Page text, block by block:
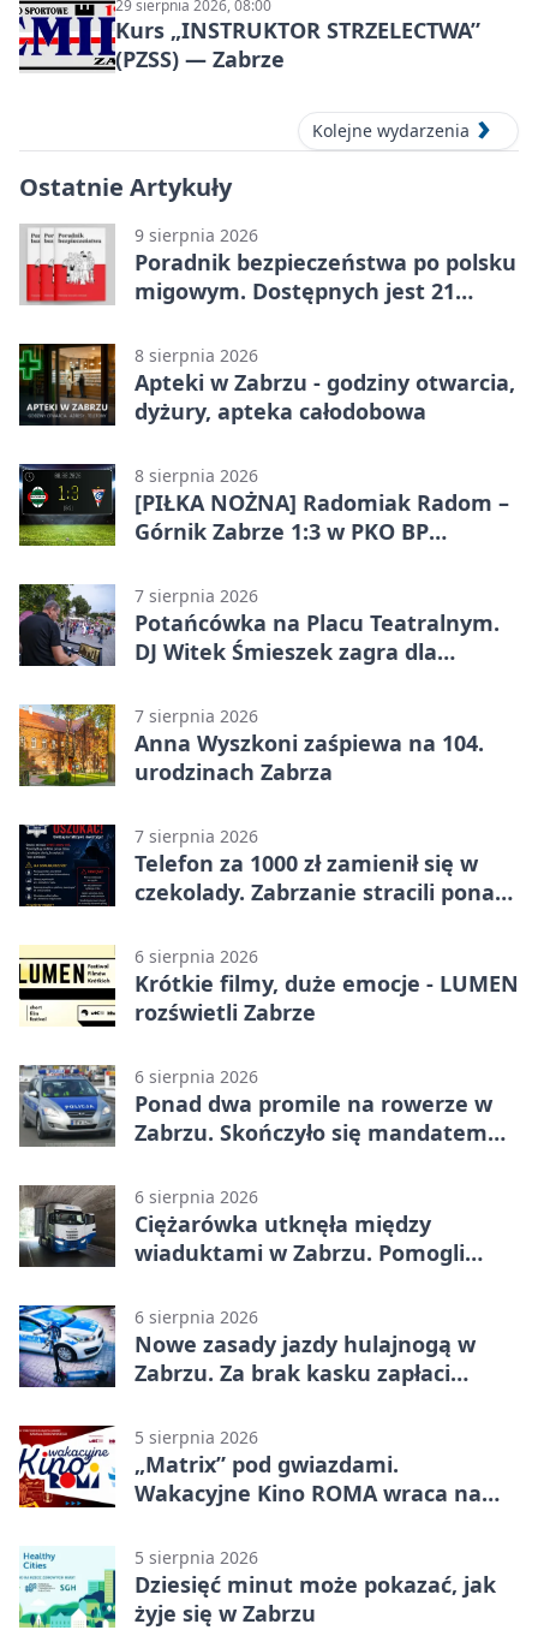
29 sierpnia 2026, 08:00
Kurs „INSTRUKTOR STRZELECTWA”
(PZSS) — Zabrze
Kolejne wydarzenia
Ostatnie Artykuły
9 sierpnia 2026
Poradnik bezpieczeństwa po polsku
migowym. Dostępnych jest 21
8 sierpnia 2026
Apteki w Zabrzu - godziny otwarcia,
dyżury, apteka całodobowa
8 sierpnia 2026
[PIŁKA NOŻNA] Radomiak Radom –
Górnik Zabrze 1:3 w PKO BP
Federico dał zabrzanom zwycięstwo
7 sierpnia 2026
Potańcówka na Placu Teatralnym.
DJ Witek Śmieszek zagra dla
7 sierpnia 2026
Anna Wyszkoni zaśpiewa na 104.
urodzinach Zabrza
7 sierpnia 2026
Telefon za 1000 zł zamienił się w
czekolady. Zabrzanie stracili ponad
6 sierpnia 2026
Krótkie filmy, duże emocje - LUMEN
rozświetli Zabrze
6 sierpnia 2026
Ponad dwa promile na rowerze w
Zabrzu. Skończyło się mandatem
6 sierpnia 2026
Ciężarówka utknęła między
wiaduktami w Zabrzu. Pomogli
6 sierpnia 2026
Nowe zasady jazdy hulajnogą w
Zabrzu. Za brak kasku zapłaci
5 sierpnia 2026
„Matrix” pod gwiazdami.
Wakacyjne Kino ROMA wraca na
5 sierpnia 2026
Dziesięć minut może pokazać, jak
żyje się w Zabrzu